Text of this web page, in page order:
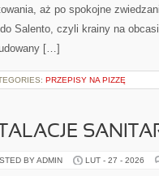
aż po spokojne
do Salento, czyli krainy na
[…]
PRZEPISY NA PIZZĘ
BY ADMIN LUT - 27 - 2026